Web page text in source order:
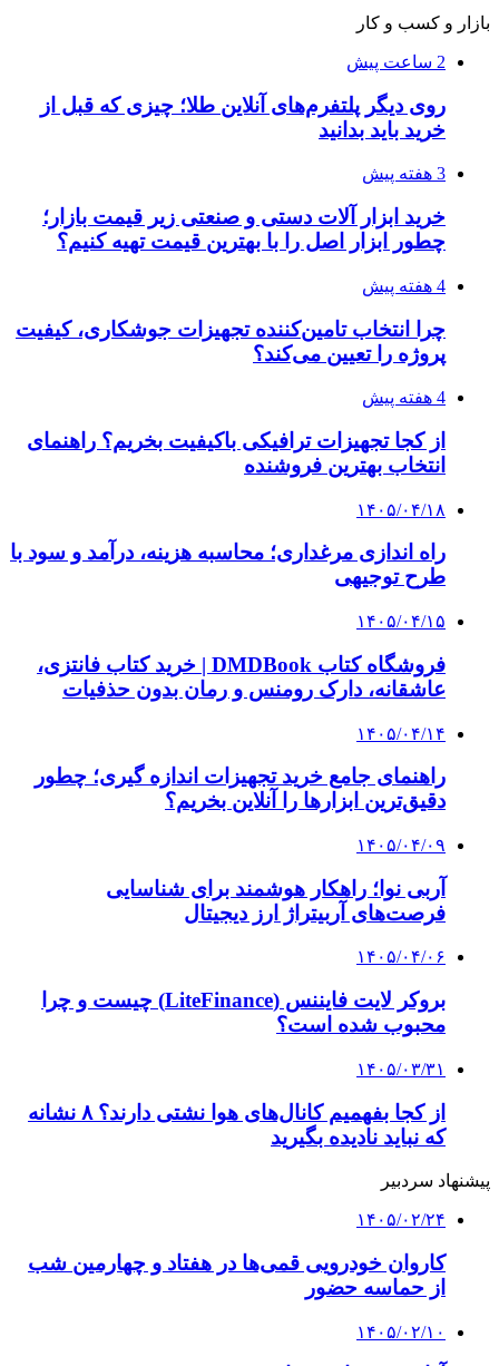
بازار و کسب و کار
2 ساعت پیش
روی دیگر پلتفرم‌های آنلاین طلا؛ چیزی که قبل از
خرید باید بدانید
3 هفته پیش
خرید ابزار آلات دستی و صنعتی زیر قیمت بازار؛
چطور ابزار اصل را با بهترین قیمت تهیه کنیم؟
4 هفته پیش
چرا انتخاب تامین‌کننده تجهیزات جوشکاری، کیفیت
پروژه را تعیین می‌کند؟
4 هفته پیش
از کجا تجهیزات ترافیکی باکیفیت بخریم؟ راهنمای
انتخاب بهترین فروشنده
۱۴۰۵/۰۴/۱۸
راه اندازی مرغداری؛ محاسبه هزینه، درآمد و سود با
طرح توجیهی
۱۴۰۵/۰۴/۱۵
فروشگاه کتاب DMDBook | خرید کتاب فانتزی،
عاشقانه، دارک رومنس و رمان بدون حذفیات
۱۴۰۵/۰۴/۱۴
راهنمای جامع خرید تجهیزات اندازه گیری؛ چطور
دقیق‌ترین ابزارها را آنلاین بخریم؟
۱۴۰۵/۰۴/۰۹
آربی نوا؛ راهکار هوشمند برای شناسایی
فرصت‌های آربیتراژ ارز دیجیتال
۱۴۰۵/۰۴/۰۶
بروکر لایت فایننس (LiteFinance) چیست و چرا
محبوب شده است؟
۱۴۰۵/۰۳/۳۱
از کجا بفهمیم کانال‌های هوا نشتی دارند؟ ۸ نشانه
که نباید نادیده بگیرید
پیشنهاد سردبیر
۱۴۰۵/۰۲/۲۴
کاروان خودرویی قمی‌ها در هفتاد و چهارمین شب
از حماسه حضور
۱۴۰۵/۰۲/۱۰